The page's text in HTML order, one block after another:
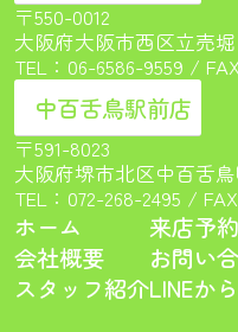
〒550-0012
大阪府大阪市西区立売
TEL： 06-6586-9559 /
中百舌鳥駅前店
〒591-8023
大阪府堺市北区中百舌
TEL： 072-268-2495 /
ホーム
会社概要
スタッフ紹介
来店予約
お問い
LINEか